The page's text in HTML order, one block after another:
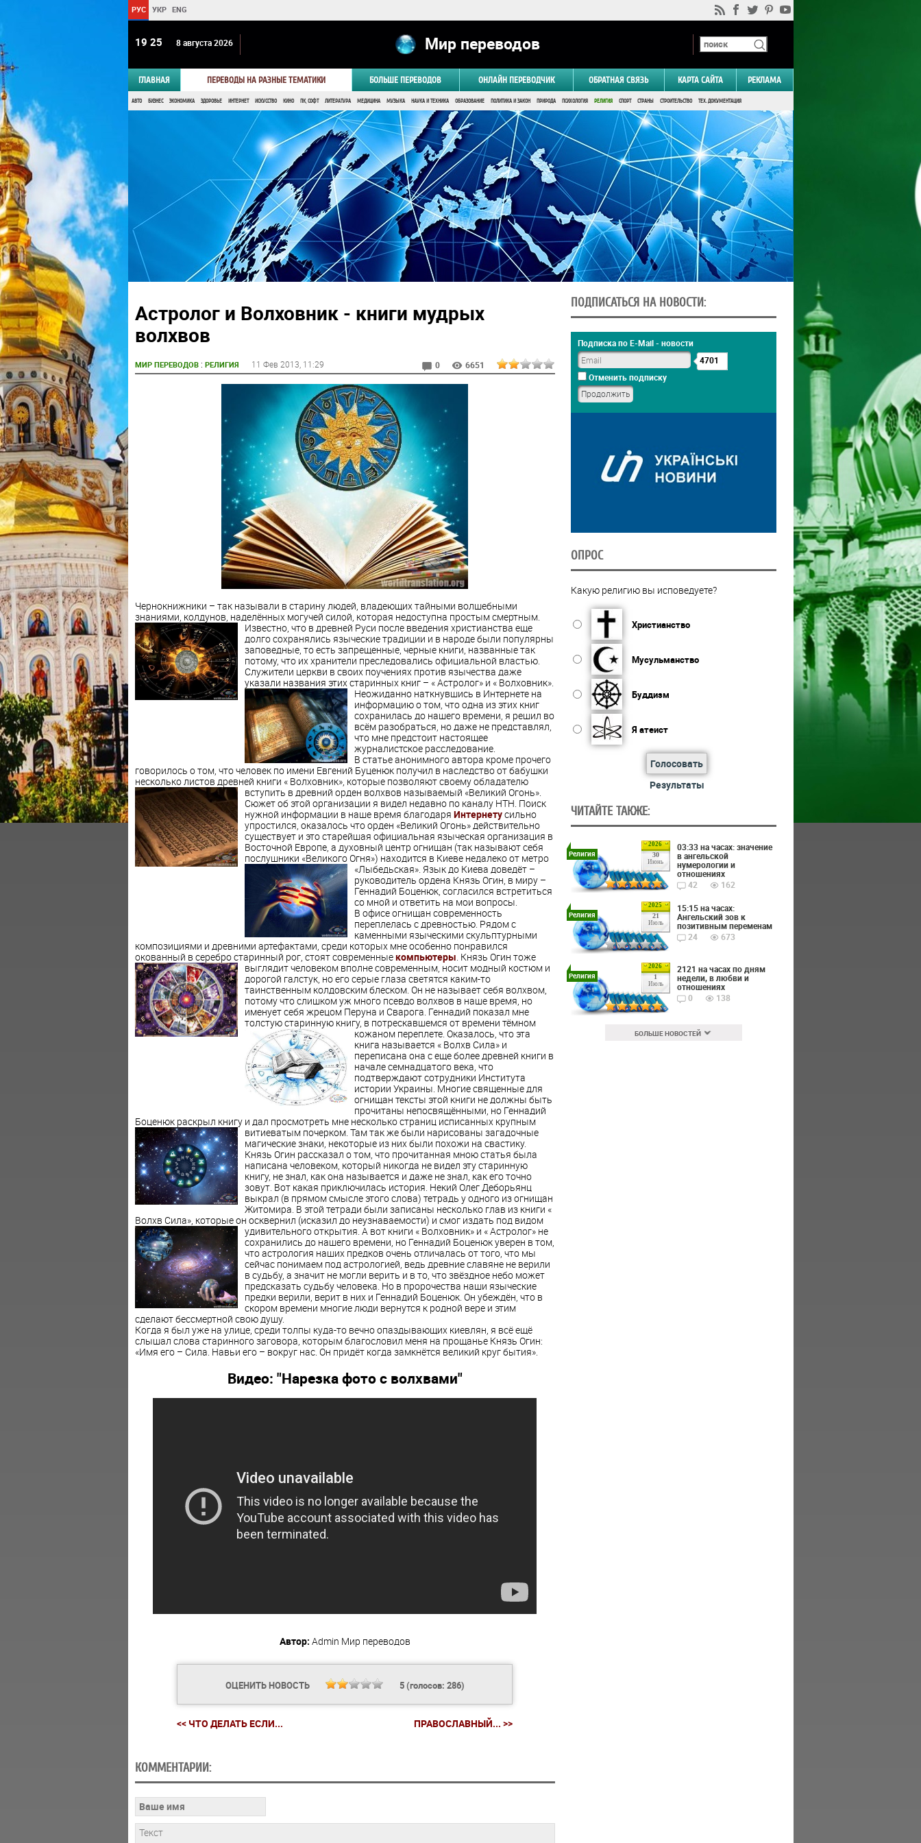
РУС УКР ENG
19:25 8 августа 2026 Мир переводов
ГЛАВНАЯ ПЕРЕВОДЫ НА РАЗНЫЕ ТЕМАТИКИ БОЛЬШЕ ПЕРЕВОДОВ ОНЛАЙН ПЕРЕВОДЧИК ОБРАТНАЯ СВЯЗЬ КАРТА САЙТА РЕКЛАМА
АВТО БИЗНЕС ЭКОНОМИКА ЗДОРОВЬЕ ИНТЕРНЕТ ИСКУССТВО КИНО ПК, СОФТ ЛИТЕРАТУРА МЕДИЦИНА МУЗЫКА НАУКА И ТЕХНИКА ОБРАЗОВАНИЕ ПОЛИТИКА И ЗАКОН ПРИРОДА ПСИХОЛОГИЯ РЕЛИГИЯ СПОРТ СТРАНЫ СТРОИТЕЛЬСТВО ТЕХ. ДОКУМЕНТАЦИЯ
Астролог и Волховник - книги мудрых
волхвов
МИР ПЕРЕВОДОВ: РЕЛИГИЯ 11 Фев 2013 , 11:29 0 6651
Чернокнижники – так называли в старину людей, владеющих тайными волшебными
знаниями, колдунов, наделённых могучей силой, которая недоступна простым смертным.
Известно, что в древней Руси после введения христианства еще
долго сохранялись языческие традиции и в народе были популярны
заповедные, то есть запрещенные, черные книги, названные так
потому, что их хранители преследовались официальной властью.
Служители церкви в своих поучениях против язычества даже
указали названия этих старинных книг – « Астролог» и « Волховник».
Неожиданно наткнувшись в Интернете на
информацию о том, что одна из этих книг
сохранилась до нашего времени, я решил во
всём разобраться, но даже не представлял,
что мне предстоит настоящее
журналистское расследование.
В статье анонимного автора кроме прочего
говорилось о том, что человек по имени Евгений Буценюк получил в наследство от бабушки
несколько листов древней книги « Волховник», которые позволяют своему обладателю
вступить в древний орден волхвов называемый «Великий Огонь».
Сюжет об этой организации я видел недавно по каналу НТН. Поиск
нужной информации в наше время благодаря Интернетусильно
упростился, оказалось что орден «Великий Огонь» действительно
существует и это старейшая официальная языческая организация в
Восточной Европе, а духовный центр огнищан (так называют себя
послушники «Великого Огня») находится в Киеве недалеко от метро
«Лыбедьская». Язык до Киева доведёт –
руководитель ордена Князь Огин, в миру –
Геннадий Боценюк, согласился встретиться
со мной и ответить на мои вопросы.
В офисе огнищан современность
переплелась с древностью. Рядом с
каменными языческими скульптурными
композициями и древними артефактами, среди которых мне особенно понравился
окованный в серебро старинный рог, стоят современныекомпьютеры. Князь Огин тоже
выглядит человеком вполне современным, носит модный костюм и
дорогой галстук, но его серые глаза светятся каким-то
таинственным колдовским блеском. Он не называет себя волхвом,
потому что слишком уж много псевдо волхвов в наше время, но
именует себя жрецом Перуна и Сварога. Геннадий показал мне
толстую старинную книгу, в потрескавшемся от времени тёмном
кожаном переплете. Оказалось, что эта
книга называется « Волхв Сила» и
переписана она с еще более древней книги в
начале семнадцатого века, что
подтверждают сотрудники Института
истории Украины. Многие священные для
огнищан тексты этой книги не должны быть
прочитаны непосвящёнными, но Геннадий
Боценюк раскрыл книгу и дал просмотреть мне несколько страниц исписанных крупным
витиеватым почерком. Там так же были нарисованы загадочные
магические знаки, некоторые из них были похожи на свастику.
Князь Огин рассказал о том, что прочитанная мною статья была
написана человеком, который никогда не видел эту старинную
книгу, не знал, как она называется и даже не знал, как его точно
зовут. Вот какая приключилась история. Некий Олег Деборьянц
выкрал (в прямом смысле этого слова) тетрадь у одного из огнищан
Житомира. В этой тетради были записаны несколько глав из книги «
Волхв Сила», которые он осквернил (исказил до неузнаваемости) и смог издать под видом
удивительного открытия. А вот книги « Волховник» и « Астролог» не
сохранились до нашего времени, но Геннадий Боценюк уверен в том,
что астрология наших предков очень отличалась от того, что мы
сейчас понимаем под астрологией, ведь древние славяне не верили
в судьбу, а значит не могли верить и в то, что звёздное небо может
предсказать судьбу человека. Но в пророчества наши языческие
предки верили, верит в них и Геннадий Боценюк. Он убеждён, что в
скором времени многие люди вернутся к родной вере и этим
сделают бессмертной свою душу.
Когда я был уже на улице, среди толпы куда-то вечно опаздывающих киевлян, я всё ещё
слышал слова старинного заговора, которым благословил меня на прощанье Князь Огин:
«Имя его – Сила. Навьи его – вокруг нас. Он придёт когда замкнётся великий круг бытия».
Видео: "Нарезка фото с волхвами"
Автор: Admin Мир переводов
ОЦЕНИТЬ НОВОСТЬ 5(голосов: 286)
<< ЧТО ДЕЛАТЬ ЕСЛИ... ПРАВОСЛАВНЫЙ... >>
КОММЕНТАРИИ:
ПОДПИСАТЬСЯ НА НОВОСТИ:
Подписка по E-Mail - новости
4701
Отменить подписку
ОПРОС
Какую религию вы исповедуете?
Христианство
Мусульманство
Буддизм
Я атеист
Голосовать
Результаты
ЧИТАЙТЕ ТАКЖЕ:
2026
30
Июнь
Религия
03:33 на часах: значение
в ангельской
нумерологии и
отношениях
42
162
2025
21
Июль
Религия
15:15 на часах:
Ангельский зов к
позитивным переменам
24
673
2026
1
Июль
Религия
2121 на часах по дням
недели, в любви и
отношениях
0
138
БОЛЬШЕ НОВОСТЕЙ